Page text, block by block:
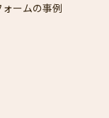
ームの事例